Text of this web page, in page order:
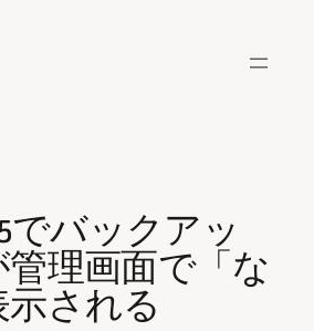
でバックアッ
理画面で「な
示される